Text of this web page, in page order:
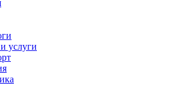
услуги